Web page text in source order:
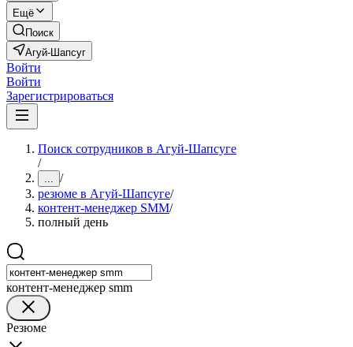
Ещё
Поиск
Агуй-Шапсуг
Войти
Войти
Зарегистрироваться
Поиск сотрудников в Агуй-Шапсуге
/
... /
резюме в Агуй-Шапсуге/
контент-менеджер SMM/
полный день
контент-менеджер smm
Резюме